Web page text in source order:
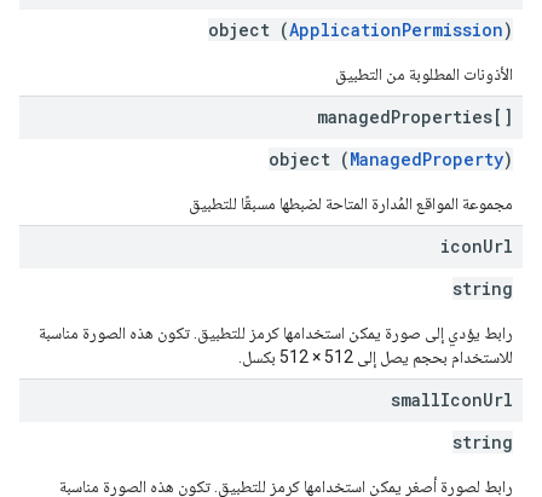
object (ApplicationPermission)
الأذونات المطلوبة من التطبيق
managedProperties[]
object (ManagedProperty)
مجموعة المواقع المُدارة المتاحة لضبطها مسبقًا للتطبيق
iconUrl
string
رابط يؤدي إلى صورة يمكن استخدامها كرمز للتطبيق. تكون هذه الصورة مناسبة
للاستخدام بحجم يصل إلى 512 × 512 بكسل.
smallIconUrl
string
رابط لصورة أصغر يمكن استخدامها كرمز للتطبيق. تكون هذه الصورة مناسبة